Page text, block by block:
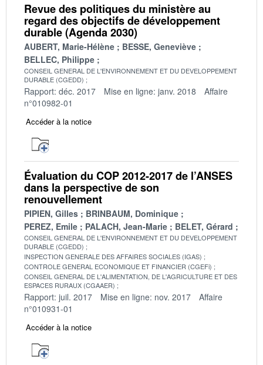
Revue des politiques du ministère au
regard des objectifs de développement
durable (Agenda 2030)
AUBERT, Marie-Hélène
BESSE, Geneviève
BELLEC, Philippe
CONSEIL GENERAL DE L'ENVIRONNEMENT ET DU DEVELOPPEMENT
DURABLE (CGEDD)
Rapport: déc. 2017 Mise en ligne: janv. 2018
Affaire
n°010982-01
Accéder à la notice
Évaluation du COP 2012-2017 de l’ANSES
dans la perspective de son
renouvellement
PIPIEN, Gilles
BRINBAUM, Dominique
PEREZ, Emile
PALACH, Jean-Marie BELET, Gérard
CONSEIL GENERAL DE L'ENVIRONNEMENT ET DU DEVELOPPEMENT
DURABLE (CGEDD)
INSPECTION GENERALE DES AFFAIRES SOCIALES (IGAS)
CONTROLE GENERAL ECONOMIQUE ET FINANCIER (CGEFi)
CONSEIL GENERAL DE L'ALIMENTATION, DE L'AGRICULTURE ET DES
ESPACES RURAUX (CGAAER)
Rapport: juil. 2017 Mise en ligne: nov. 2017
Affaire
n°010931-01
Accéder à la notice